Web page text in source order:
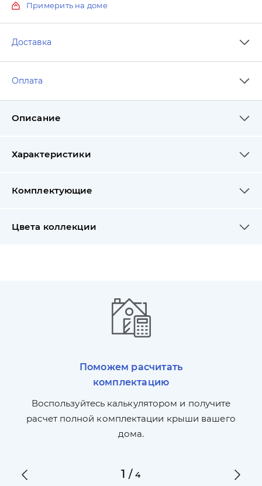
Примерить на доме
Доставка
Оплата
Описание
Характеристики
Комплектующие
Цвета коллекции
Поможем расчитать
комплектацию
Воспользуйтесь калькулятором и получите
расчет полной комплектации крыши вашего
дома.
1 /4